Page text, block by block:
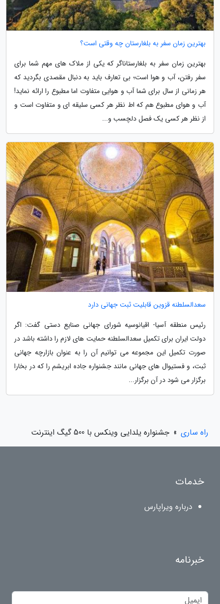
بهترین زمان سفر به بلغارستان چه وقتی است؟
بهترین زمان سفر به بلغارستاناگر که یکی از ملاک های مهم شما برای
سفر رفتن، آب و هوا است؛ بی تعارف باید به دنبال مقصدی بگردید که
هر زمانی از سال برای شما آب و هوایی متفاوت اما مطبوع را ارائه نماید!
آب و هوای مطبوع هم که اط نظر هر کسی سلیقه ای و متفاوت است و
از نظر هر کسی یک فصل دلچسب و...
سعدالسلطنه قزوین قابلیت ثبت جهانی دارد
رئیس منطقه آسیا- اقیانوسیه شورای جهانی صنایع دستی گفت: اگر
دولت ایران برای تکمیل سعدالسلطنه حمایت های لازم را داشته باشد در
صورت تکمیل این مجموعه می توانیم آن را به عنوان بازارچه جهانی
ثبت، و فستیوال های جهانی مانند جشنواره جاده ابریشم را که در بخارا
برگزار می شود در آن برگزار...
راه ساری » جشنواره یلدایی وینکس با 500 گیگ اینترنت
خدمات
درباره ویراپارس
خبرنامه